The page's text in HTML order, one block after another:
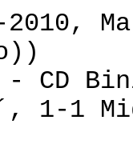
- CD
1-1